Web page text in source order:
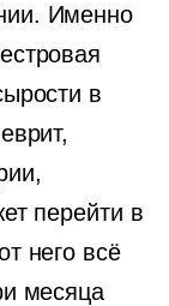
Именно
в
перейти в
него всё
месяца